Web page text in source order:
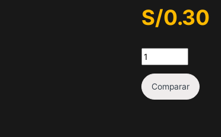
S/0.30
Condensador de
Comparar